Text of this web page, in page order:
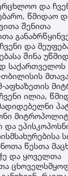
და
წმიდაო
შენითა
და
შინა
აფხაზეთის
ილია,
და
წესთა
და ყოველთა